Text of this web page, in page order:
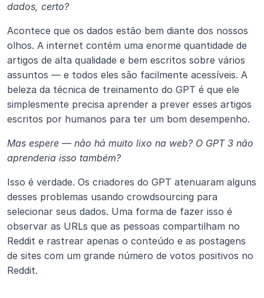
dados, certo?
Acontece que os dados estão bem diante dos nossos
olhos. A internet contém uma enorme quantidade de
artigos de alta qualidade e bem escritos sobre vários
assuntos — e todos eles são facilmente acessíveis. A
beleza da técnica de treinamento do GPT é que ele
simplesmente precisa aprender a prever esses artigos
escritos por humanos para ter um bom desempenho.
Mas espere — não há muito lixo na web? O GPT 3 não
aprenderia isso também?
Isso é verdade. Os criadores do GPT atenuaram alguns
desses problemas usando crowdsourcing para
selecionar seus dados. Uma forma de fazer isso é
observar as URLs que as pessoas compartilham no
Reddit e rastrear apenas o conteúdo e as postagens
de sites com um grande número de votos positivos no
Reddit.